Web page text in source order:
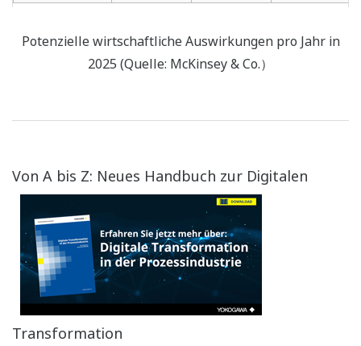
Potenzielle wirtschaftliche Auswirkungen pro Jahr in
2025 (Quelle: McKinsey & Co.）
Von A bis Z: Neues Handbuch zur Digitalen
Transformation